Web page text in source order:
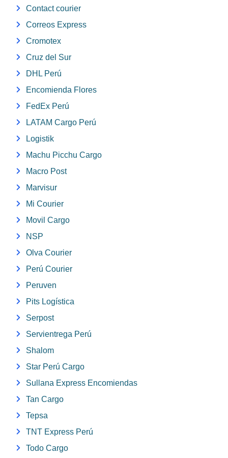
Contact courier
Correos Express
Cromotex
Cruz del Sur
DHL Perú
Encomienda Flores
FedEx Perú
LATAM Cargo Perú
Logistik
Machu Picchu Cargo
Macro Post
Marvisur
Mi Courier
Movil Cargo
NSP
Olva Courier
Perú Courier
Peruven
Pits Logística
Serpost
Servientrega Perú
Shalom
Star Perú Cargo
Sullana Express Encomiendas
Tan Cargo
Tepsa
TNT Express Perú
Todo Cargo